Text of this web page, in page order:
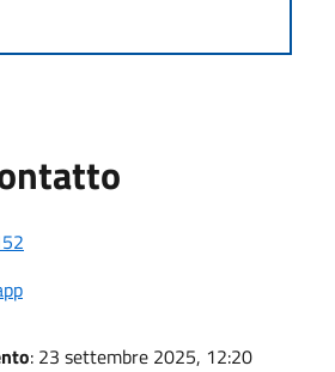
: 23 settembre 2025, 12:20